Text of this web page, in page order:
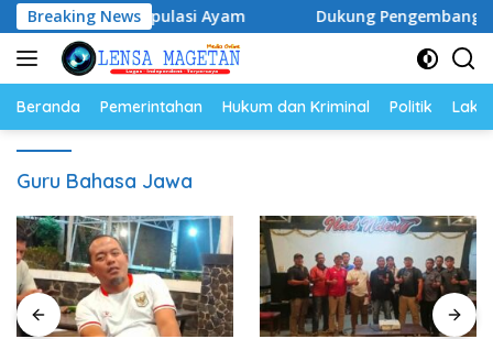
Langsung
ke
konten
Breaking News
dan Populasi Ayam Dukung Pengembangan
Beranda Pemerintahan Hukum dan Kriminal Politik
Guru Bahasa Jawa